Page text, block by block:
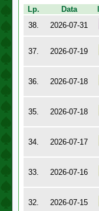
Lp.
Data
38.
2026-07-31
37. 2026-07-19
36. 2026-07-18
35. 2026-07-18
34. 2026-07-17
33. 2026-07-16
32. 2026-07-15